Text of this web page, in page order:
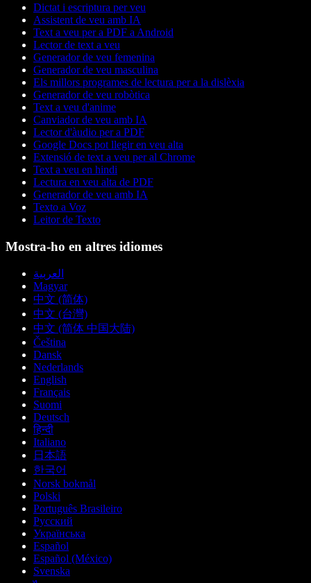
Dictat i escriptura per veu
Assistent de veu amb IA
Text a veu per a PDF a Android
Lector de text a veu
Generador de veu femenina
Generador de veu masculina
Els millors programes de lectura per a la dislèxia
Generador de veu robòtica
Text a veu d'anime
Canviador de veu amb IA
Lector d'àudio per a PDF
Google Docs pot llegir en veu alta
Extensió de text a veu per al Chrome
Text a veu en hindi
Lectura en veu alta de PDF
Generador de veu amb IA
Texto a Voz
Leitor de Texto
Mostra-ho en altres idiomes
العربية
Magyar
中文 (简体)
中文 (台灣)
中文 (简体 中国大陆)
Čeština
Dansk
Nederlands
English
Français
Suomi
Deutsch
हिन्दी
Italiano
日本語
한국어
Norsk bokmål
Polski
Português Brasileiro
Русский
Українська
Español
Español (México)
Svenska